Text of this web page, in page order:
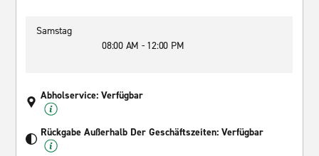
Samstag
08:00 AM - 12:00 PM
Abholservice: Verfügbar
Rückgabe Außerhalb Der Geschäftszeiten: Verfügbar